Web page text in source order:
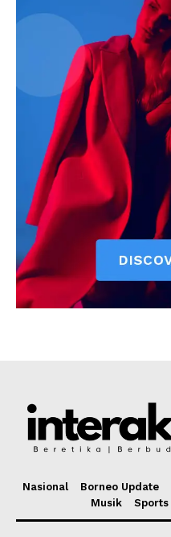
Nasional Borneo Update
Musik
Sports